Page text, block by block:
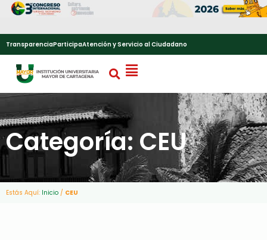
TransparenciaParticipaAtención y Servicio al Ciudadano
Categoría: CEU
Estás Aquí: Inicio / CEU